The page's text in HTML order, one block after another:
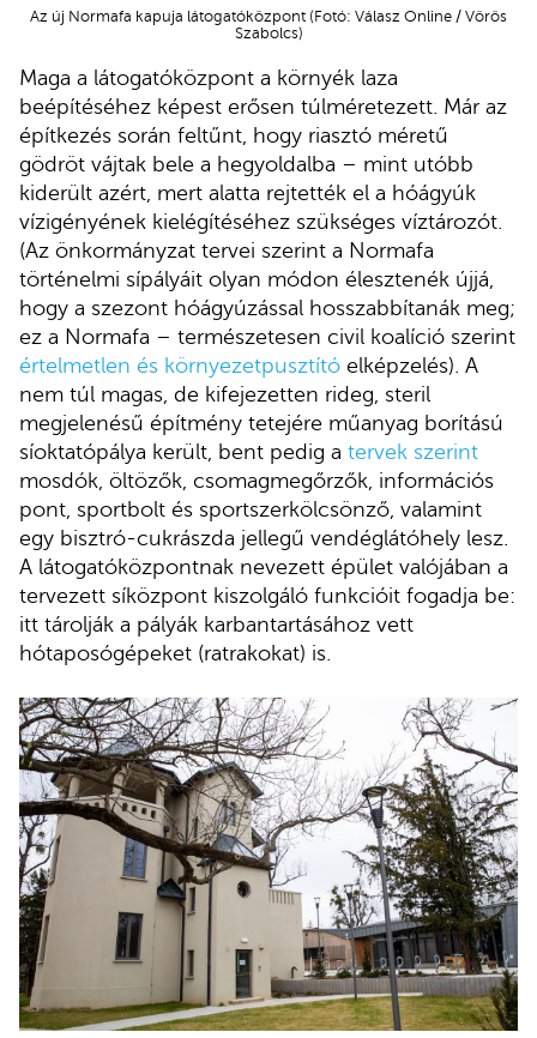
Az új Normafa kapuja látogatóközpont (Fotó: Válasz Online / Vörös
Szabolcs)
Maga a látogatóközpont a környék laza
beépítéséhez képest erősen túlméretezett. Már az
építkezés során feltűnt, hogy riasztó méretű
gödröt vájtak bele a hegyoldalba – mint utóbb
kiderült azért, mert alatta rejtették el a hóágyúk
vízigényének kielégítéséhez szükséges víztározót.
(Az önkormányzat tervei szerint a Normafa
történelmi sípályáit olyan módon élesztenék újjá,
hogy a szezont hóágyúzással hosszabbítanák meg;
ez a Normafa – természetesen civil koalíció szerint
értelmetlen és környezetpusztító elképzelés). A
nem túl magas, de kifejezetten rideg, steril
megjelenésű építmény tetejére műanyag borítású
síoktatópálya került, bent pedig a tervek szerint
mosdók, öltözők, csomagmegőrzők, információs
pont, sportbolt és sportszerkölcsönző, valamint
egy bisztró-cukrászda jellegű vendéglátóhely lesz.
A látogatóközpontnak nevezett épület valójában a
tervezett síközpont kiszolgáló funkcióit fogadja be:
itt tárolják a pályák karbantartásához vett
hótaposógépeket (ratrakokat) is.